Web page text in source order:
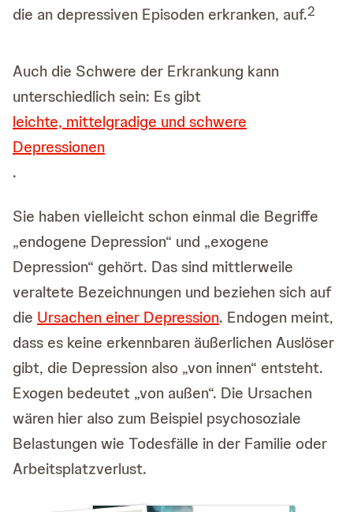
die an depressiven Episoden erkranken, auf.2
Auch die Schwere der Erkrankung kann
unterschiedlich sein: Es gibt
leichte, mittelgradige und schwere
Depressionen
.
Sie haben vielleicht schon einmal die Begriffe
„endogene Depression“ und „exogene
Depression“ gehört. Das sind mittlerweile
veraltete Bezeichnungen und beziehen sich auf
die Ursachen einer Depression. Endogen meint,
dass es keine erkennbaren äußerlichen Auslöser
gibt, die Depression also „von innen“ entsteht.
Exogen bedeutet „von außen“. Die Ursachen
wären hier also zum Beispiel psychosoziale
Belastungen wie Todesfälle in der Familie oder
Arbeitsplatzverlust.